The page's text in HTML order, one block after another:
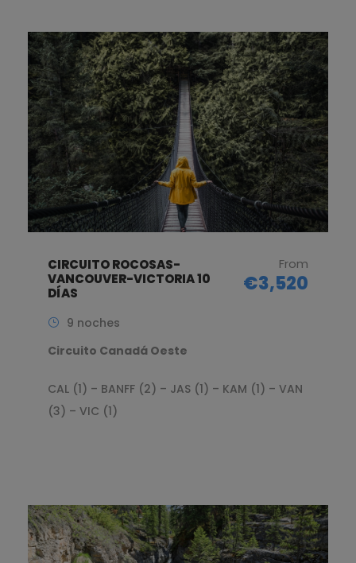
CIRCUITO ROCOSAS-
VANCOUVER-VICTORIA 10
DÍAS
From
€3,520
9 noches
Circuito Canadá Oeste
CAL (1) – BANFF (2) – JAS (1) – KAM (1) – VAN
(3) – VIC (1)